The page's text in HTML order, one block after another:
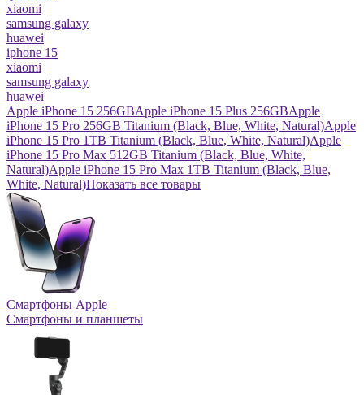
xiaomi
samsung galaxy
huawei
iphone 15
xiaomi
samsung galaxy
huawei
Apple iPhone 15 256GBApple iPhone 15 Plus 256GBApple
iPhone 15 Pro 256GB Titanium (Black, Blue, White, Natural)Apple
iPhone 15 Pro 1TB Titanium (Black, Blue, White, Natural)Apple
iPhone 15 Pro Max 512GB Titanium (Black, Blue, White,
Natural)Apple iPhone 15 Pro Max 1TB Titanium (Black, Blue,
White, Natural)Показать все товары
Смартфоны Apple
Смартфоны и планшеты